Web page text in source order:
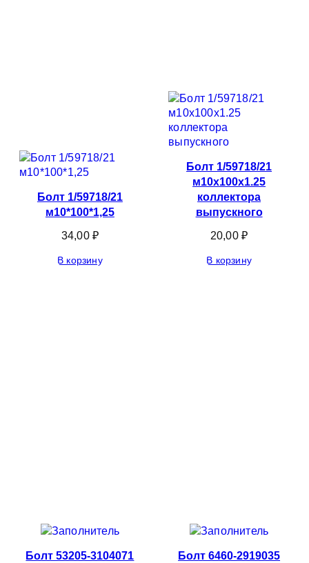
Болт 1/59718/21
м10*100*1,25
34,00 ₽
В корзину
Болт 1/59718/21
м10х100х1.25
коллектора
выпускного
20,00₽
В корзину
Болт 53205-3104071
Болт 6460-2919035